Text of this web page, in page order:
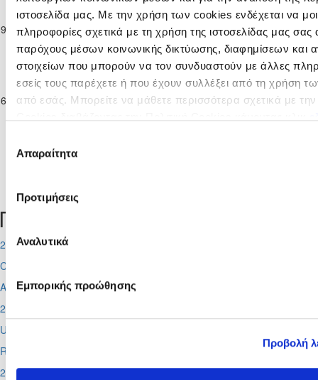
ιστοσελίδα μας. Με την χρήση των cookies ενδέχεται να
πληροφορίες σχετικά με τη χρήση της ιστοσελίδας μας
παρόχους μέσων κοινωνικής δικτύωσης, διαφημίσεων και
στοιχείων που μπορούν να τον συνδυαστούν με άλλες
εσείς τους παρέχετε ή που έχουν συλλέξει από τη χρήση
από εσάς. Μπορείτε να μάθετε περισσότερα σχετικά με
συγκατάθεσης
Απαραίτητα
Προτιμήσεις
Αναλυτικά
Εμπορικής προώθησης
Προβολή
02-2025
Πρωτάθλημα
Νέων Κ-19 Γ΄
Κατηγορίας
2024/25
ΚΕΔΡΟΣ
ΑΓΙΑΣ
ΜΑΡΙΝΑΣ
ΣΚΥΛΛΟΥΡΑΣ
1 2ΑΕΠ
ΠΟΛΕΜΙΔΙΩΝ
90'
03-2025
Παγκύπριο
Πρωτάθλημα
Νέων Κ-19 Γ΄
ΚΕΔΡΟΣ
ΑΓΙΑΣ
ΜΑΡΙΝΑΣ 1 9 ΗΡΑΚΛΗΣ
ΓΕΡΟΛΑΚΚΟΥ
90'
Προσεχή γεγονότα
2026-08-11
Conference League
Απόλλων - Μπραν
2026-08-12
UEFA Super CUP
Red Bull Arena (
2026-08-13